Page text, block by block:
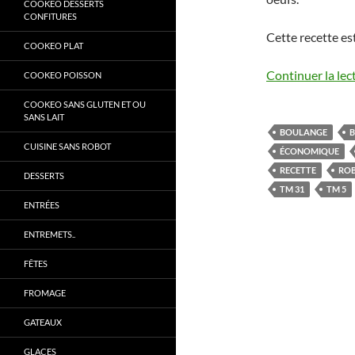
Cette recette
Continuer la
BOULANGE
ÉCONOMIQUE
RECETTE
TM 31
TM 5
COOKEO DESSERTS
CONFITURES
COOKEO PLAT
COOKEO POISSON
COOKEO SANS GLUTEN ET OU
SANS LAIT
CUISINE SANS ROBOT
DESSERTS
ENTRÉES
ENTREMETS..
FÊTES
FROMAGE
GATEAUX
GLACES